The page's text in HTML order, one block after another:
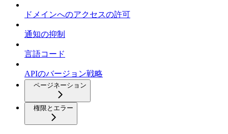
ドメインへのアクセスの許可
通知の抑制
言語コード
APIのバージョン戦略
ページネーション
権限とエラー